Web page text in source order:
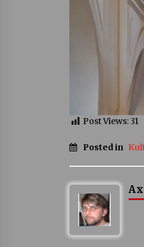
Post Views:31
Posted in